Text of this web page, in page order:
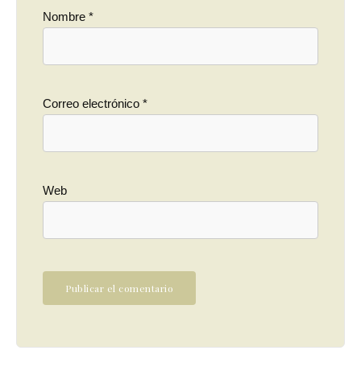
Nombre *
Correo electrónico *
Web